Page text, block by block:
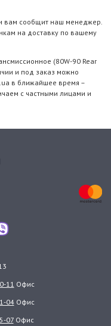
вам сообщит наш менеджер.
на доставку по вашему
(80W-90 Rear
и под заказ можно
в ближайшее время –
с частными лицами и
11 Офис
04Офис
07Офис